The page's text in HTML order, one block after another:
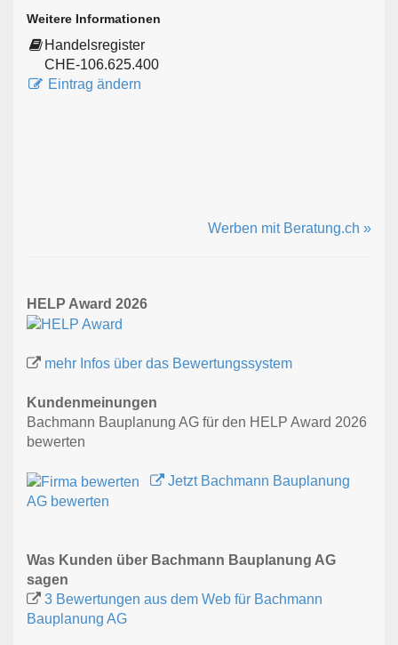
Weitere Informationen
Handelsregister
CHE-106.625.400
Eintrag ändern
Werben mit Beratung.ch »
HELP Award 2026
mehr Infos über das Bewertungssystem
Kundenmeinungen
Bachmann Bauplanung AG für den HELP Award 2026
bewerten
Jetzt Bachmann Bauplanung
AG bewerten
Was Kunden über Bachmann Bauplanung AG
sagen
3 Bewertungen aus dem Web für Bachmann
Bauplanung AG